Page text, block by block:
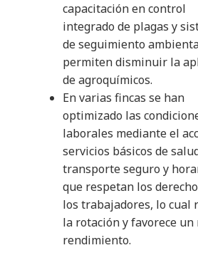
capacitación en control
integrado de plagas y
de seguimiento
permiten disminuir la
de agroquímicos.
En varias fincas se han
optimizado las
laborales mediante el
servicios básicos de
transporte seguro y
que respetan los
los trabajadores, lo cual
la rotación y favorece un
rendimiento.